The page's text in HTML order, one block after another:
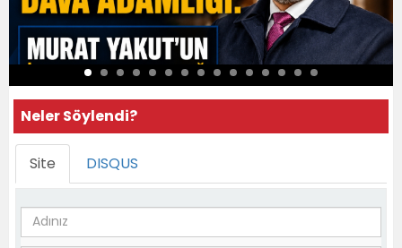
Neler Söylendi?
Site DISQUS